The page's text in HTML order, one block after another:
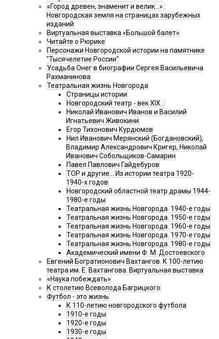
«Город древен, знаменит и велик…» :
Новгородская земля на страницах зарубежных
изданий
Виртуальная выставка «Большой балет»
Читайте о Рюрике
Персонажи Новгородской истории на памятнике
"Тысячелетие России"
Усадьба Онег в биографии Сергея Васильевича
Рахманинова
Театральная жизнь Новгорода
Страницы истории
Новгородский театр - век XIX…
Николай Иванович Иванов и Василий
Игнатьевич Живокини
Егор Тихонович Курдюмов
Нил Иванович Мерянский (Богдановский),
Владимир Александрович Кригер, Николай
Иванович Собольщиков-Самарин
Павел Павлович Гайдебуров
ТОР и другие… Из истории театра 1920-
1940-х годов
Новгородский областной театр драмы 1944-
1980-е годы
Театральная жизнь Новгорода. 1940-е годы
Театральная жизнь Новгорода. 1950-е годы
Театральная жизнь Новгорода. 1960-е годы
Театральная жизнь Новгорода. 1970-е годы
Театральная жизнь Новгорода. 1980-е годы
Академический имени Ф. М. Достоевского
Евгений Богратионович Вахтангов. К 100-летию
театра им. Е. Вахтангова. Виртуальная выставка
«Наука побеждать»
К столетию Всеволода Багрицкого
Футбол - это жизнь
К 110-летию новгородского футбола
1910-е годы
1920-е годы
1930-е годы